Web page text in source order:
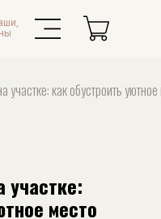
участке: как обустроить
участке:
место